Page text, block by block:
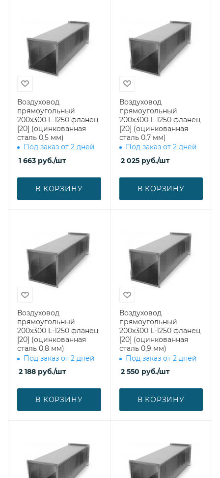
Воздуховод
прямоугольный
200х300 L-1250 фланец
[20] (оцинкованная
сталь 0,5 мм)
Под заказ от 2 дней
1 663 руб./шт
В КОРЗИНУ
Воздуховод
прямоугольный
200х300 L-1250 фланец
[20] (оцинкованная
сталь 0,7 мм)
Под заказ от 2 дней
2 025руб./шт
В КОРЗИНУ
Воздуховод
прямоугольный
200х300 L-1250 фланец
[20] (оцинкованная
сталь 0,8 мм)
Под заказ от 2 дней
2 188 руб./шт
В КОРЗИНУ
Воздуховод
прямоугольный
200х300 L-1250 фланец
[20] (оцинкованная
сталь 0,9 мм)
Под заказ от 2 дней
2 550 руб./шт
В КОРЗИНУ